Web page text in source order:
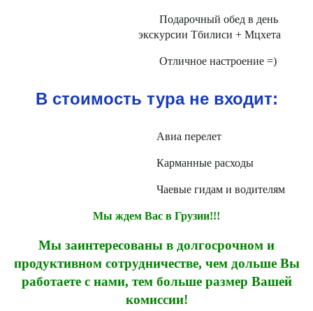
Подарочный обед в день
экскурсии Тбилиси + Мцхета
Отличное настроение =)
В стоимость тура не входит:
Авиа перелет
Карманные расходы
Чаевые гидам и водителям
Мы ждем Вас в Грузии!!!
Мы заинтересованы в долгосрочном и
продуктивном сотрудничестве, чем дольше Вы
работаете с нами, тем больше размер Вашей
комиссии!